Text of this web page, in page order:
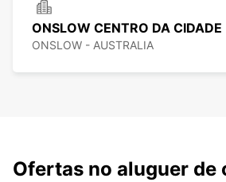
ONSLOW CENTRO DA CIDADE
ONSLOW - AUSTRALIA
Ofertas no aluguer de